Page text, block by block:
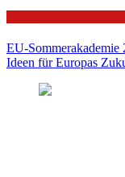
EU-Sommerakademie
Ideen für Europas